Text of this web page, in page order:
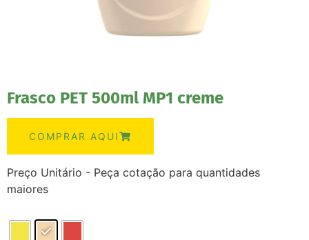
Frasco PET 500ml MP1 creme
COMPRAR AQUI
Preço Unitário - Peça cotação para quantidades
maiores